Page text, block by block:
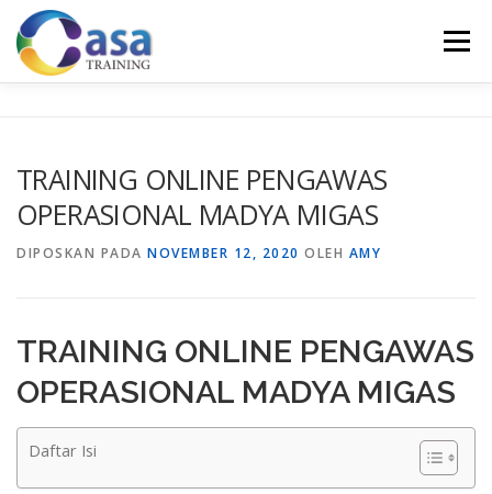
Lompat
konten
Menu
KONTAK KAMI SERTIFIKASI EVALUASI
TRAINING ONLINE PENGAWAS
OPERASIONAL MADYA MIGAS
DIPOSKAN PADA NOVEMBER 12, 2020 OLEH AMY
TRAINING ONLINE PENGAWAS
OPERASIONAL MADYA MIGAS
Daftar Isi